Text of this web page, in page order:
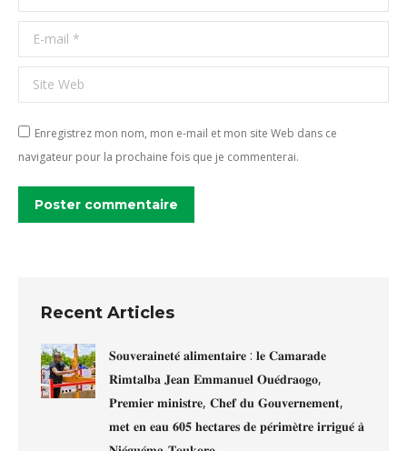
E-mail *
Site Web
Enregistrez mon nom, mon e-mail et mon site Web dans ce
navigateur pour la prochaine fois que je commenterai.
Poster commentaire
Recent Articles
𝐒𝐨𝐮𝐯𝐞𝐫𝐚𝐢𝐧𝐞𝐭𝐞́ 𝐚𝐥𝐢𝐦𝐞𝐧𝐭𝐚𝐢𝐫𝐞 : 𝐥𝐞 𝐂𝐚𝐦𝐚𝐫𝐚𝐝𝐞
𝐑𝐢𝐦𝐭𝐚𝐥𝐛𝐚 𝐉𝐞𝐚𝐧 𝐄𝐦𝐦𝐚𝐧𝐮𝐞𝐥 𝐎𝐮𝐞́𝐝𝐫𝐚𝐨𝐠𝐨,
𝐏𝐫𝐞𝐦𝐢𝐞𝐫 𝐦𝐢𝐧𝐢𝐬𝐭𝐫𝐞, 𝐂𝐡𝐞𝐟 𝐝𝐮 𝐆𝐨𝐮𝐯𝐞𝐫𝐧𝐞𝐦𝐞𝐧𝐭,
𝐦𝐞𝐭 𝐞𝐧 𝐞𝐚𝐮 𝟔𝟎𝟓 𝐡𝐞𝐜𝐭𝐚𝐫𝐞𝐬 𝐝𝐞 𝐩𝐞́𝐫𝐢𝐦𝐞̀𝐭𝐫𝐞 𝐢𝐫𝐫𝐢𝐠𝐮𝐞́ 𝐚̀